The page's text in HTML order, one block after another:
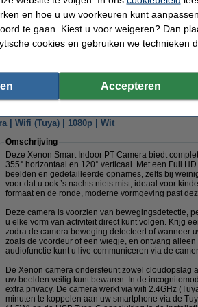
Voltage:
100-240 V
Morgen in huis
10% korting:
13,46
| Wifi (Tuya) | 1080p | Wit
Omschrijving
Deze Xenon Smart Indoor PT Camera biedt
355° horizontaal en 120° verticaal. Met een Full
beelden en gedetailleerde opnames, zelfs bij
voor dat u ook ’s nachts niets mist, ideaal voor
formaat en de ronde, moderne vormgeving past
Deze camera is voorzien van bewegingsdetectie,
u elke vorm van activiteit direct kunt volgen. Krijg
zodra de camera beweging detecteert of wanneer
zoals de voordeur of een wiegje, en ontvang
audiofunctie kunt u live communiceren via de
De Xenon camera ondersteunt zowel cloudopslag
uw beelden veilig kunt bewaren. In de
extra privacy. De camera werkt via wifi 2.4GHz
minuten te koppelen aan uw smartphone via de
en hoe u uw voorkeuren kunt
te gaan. Kiest u voor weigeren? Dan
cookies en gebruiken we technieken
Accepteren